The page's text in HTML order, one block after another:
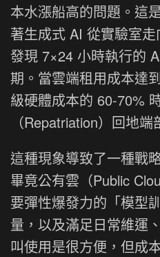
本水漲船高的問題。這
著生成式 AI 從實驗室
發現 7×24 小時執行的
期。當雲端租用成本達
級硬體成本的 60-70%
（Repatriation）回地
這種現象導致了一種戰
畢竟公有雲（Public
要彈性爆發力的「模型
量，以及滿足日常維運
叫使用是很方便，但成